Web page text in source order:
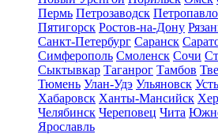
Пермь Петрозаводск
Пятигорск Ростов-на-Дону
Санкт-Петербург Саранск
Симферополь Смоленск Сочи
Сыктывкар Таганрог Тамбов
Тюмень Улан-Удэ Ульяновск
Хабаровск Ханты-Мансийск
Челябинск Череповец Чита
Ярославль